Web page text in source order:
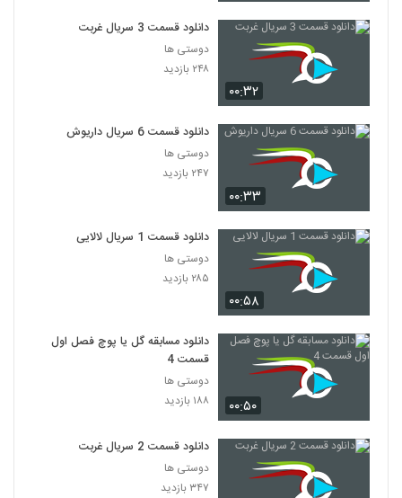
۰۰:۳۲
دانلود قسمت 3 سریال غربت
دوستی ها
۲۴۸ بازدید
۰۰:۳۳
دانلود قسمت 6 سریال داریوش
دوستی ها
۲۴۷ بازدید
۰۰:۵۸
دانلود قسمت 1 سریال لالایی
دوستی ها
۲۸۵ بازدید
۰۰:۵۰
دانلود مسابقه گل یا پوچ فصل اول
قسمت 4
دوستی ها
۱۸۸ بازدید
دانلود قسمت 2 سریال غربت
دوستی ها
۳۴۷ بازدید